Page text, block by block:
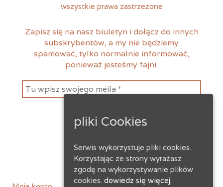
wszystkie prawa zastrzeżone
Zapisz się na nasz biuletyn i dołącz do innych
subskrybentów, a my nie będziemy
spamować, tylko normalnie informować,
ponieważ jesteśmy fajni.
instagramfacebook
pliki Cookies
Serwis wykorzystuje pliki cookies.
Korzystając ze strony wyrażasz
zgodę na wykorzystywanie plików
cookies. dowiedz się więcej.